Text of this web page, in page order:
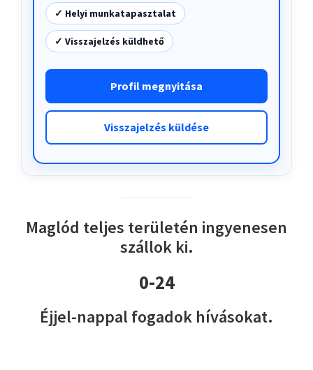
✓ Helyi munkatapasztalat
✓ Visszajelzés küldhető
Profil megnyitása
Visszajelzés küldése
Maglód teljes területén ingyenesen
szállok ki.
0-24
Éjjel-nappal fogadok hívásokat.